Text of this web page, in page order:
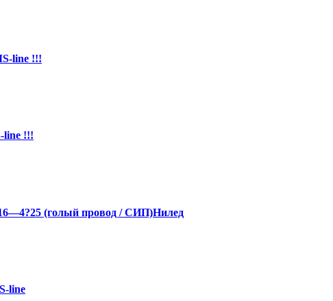
line !!!
line !!!
(голый провод / СИП)Нилед
line